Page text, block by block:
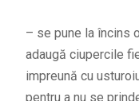
– se pune la încins
adaugă ciupercile
impreună cu
pentru a nu se